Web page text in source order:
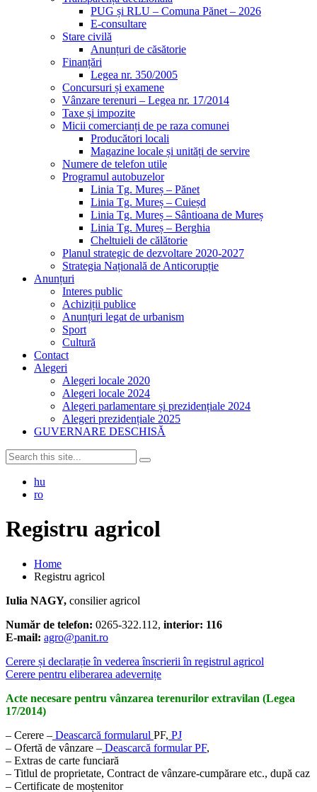
PUG și RLU – Comuna Pănet – 2026
E-consultare
Stare civilă
Anunțuri de căsătorie
Finanțări
Legea nr. 350/2005
Concursuri și examene
Vânzare terenuri – Legea nr. 17/2014
Taxe și impozite
Micii comercianți de pe raza comunei
Producători locali
Magazine locale și unități de servire
Numere de telefon utile
Programul autobuzelor
Linia Tg. Mureș – Pănet
Linia Tg. Mureș – Cuieșd
Linia Tg. Mureș – Sântioana de Mureș
Linia Tg. Mureș – Berghia
Cheltuieli de călătorie
Planul strategic de dezvoltare 2020-2027
Strategia Națională de Anticorupție
Anunțuri
Interes public
Achiziții publice
Anunțuri legat de urbanism
Sport
Cultură
Contact
Alegeri
Alegeri locale 2020
Alegeri locale 2024
Alegeri parlamentare și prezidențiale 2024
Alegeri prezidențiale 2025
GUVERNARE DESCHISĂ
hu
ro
Registru agricol
Home
Registru agricol
Iulia NAGY, consilier agricol
Număr de telefon: 0265-322.112, interior: 116
E-mail: agro@panit.ro
Cerere și declarație în vederea înscrierii în registrul agricol
Cerere pentru eliberarea adevernițe
Acte necesare pentru vânzarea terenurilor extravilan (Legea
17/2014)
– Cerere – Deascarcă formularul PF, PJ
– Ofertă de vânzare – Deascarcă formular PF,
– Extras de carte funciară
– Titlul de proprietate, Contract de vânzare-cumpărare etc., după caz
– Certificate de moștenitor